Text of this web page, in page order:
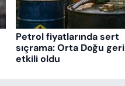
Petrol fiyatlarında sert
sıçrama: Orta Doğu
etkili oldu